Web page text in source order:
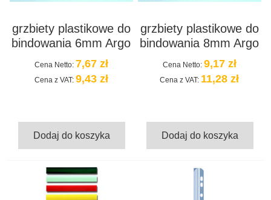
grzbiety plastikowe do
bindowania 6mm Argo
Cena Netto: 7,67 zł
Cena z VAT: 9,43 zł
Dodaj do koszyka
grzbiety plastikowe do
bindowania 8mm Argo
Cena Netto: 9,17 zł
Cena z VAT: 11,28 zł
Dodaj do koszyka